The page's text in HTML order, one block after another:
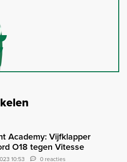
Academy: Vijfklapper
O18 tegen Vitesse
10:53 0 reacties